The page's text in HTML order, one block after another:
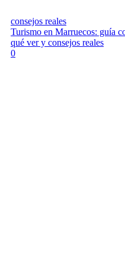
consejos reales
Turismo en Marruecos: guía
qué ver y consejos reales
0